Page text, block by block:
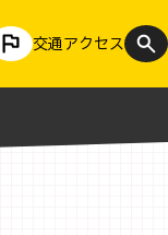
交通アクセス